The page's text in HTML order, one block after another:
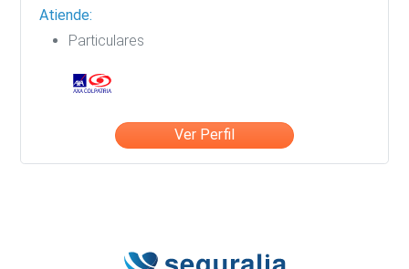
Atiende:
Particulares
Ver Perfil